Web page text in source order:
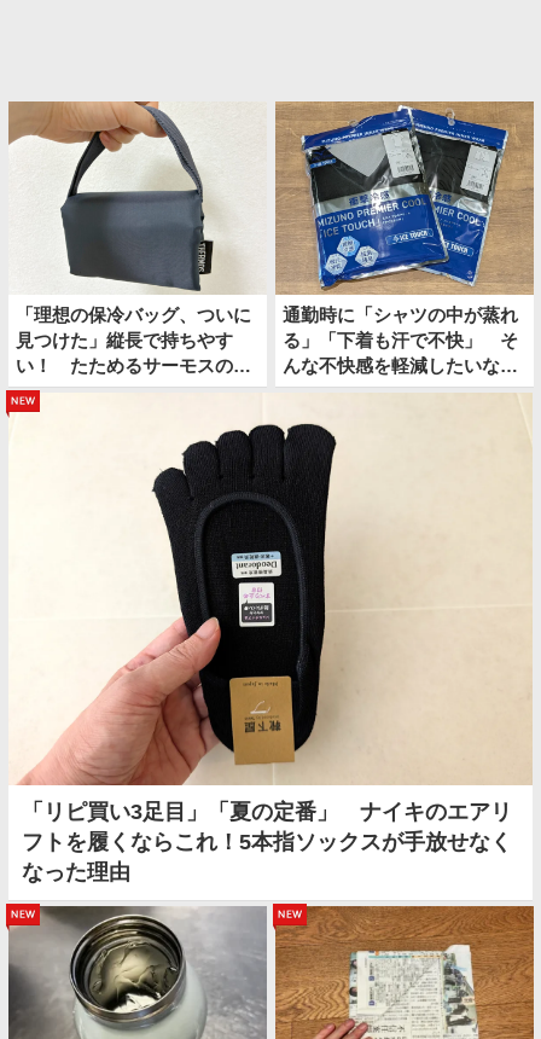
「理想の保冷バッグ、ついに
見つけた」縦長で持ちやす
い！ たためるサーモスの保
冷ショッピングバッグ
通勤時に「シャツの中が蒸れ
る」「下着も汗で不快」 そ
んな不快感を軽減したいなら
上下コレにしてみたら？
「リピ買い3足目」「夏の定番」 ナイキのエアリ
フトを履くならこれ！5本指ソックスが手放せなく
なった理由
new new